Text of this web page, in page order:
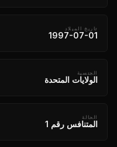
تاريخ الميلاد
1997-07-01
الجنسية
الولايات المتحدة
الحالة
المتنافس رقم 1